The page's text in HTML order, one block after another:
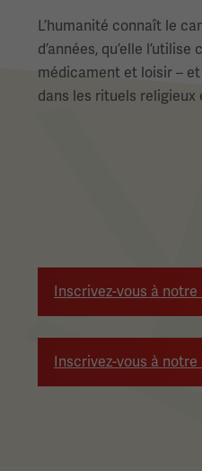
L’humanité connaît le
d’années, qu’elle
médicament et loisir – et
dans les rituels
Inscrivez-vous à
Inscrivez-vous à